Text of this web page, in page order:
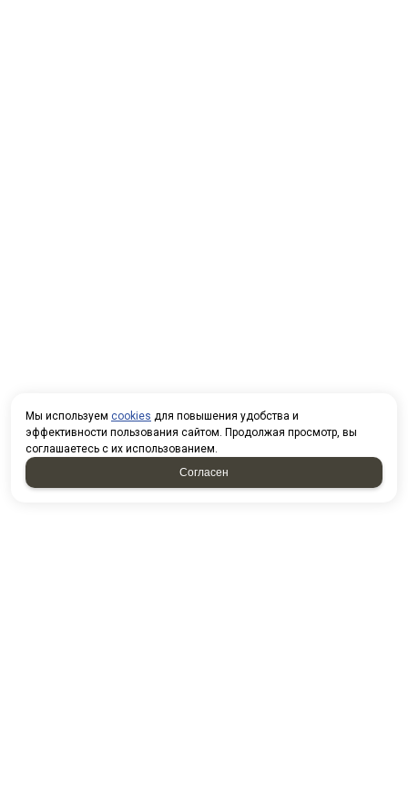
Мы используем cookies для повышения удобства и
эффективности пользования сайтом. Продолжая просмотр, вы
соглашаетесь с их использованием.
Согласен